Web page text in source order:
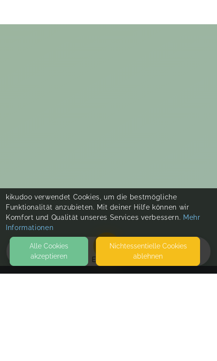
EVENTS
kikudoo verwendet Cookies, um die bestmögliche
Funktionalität anzubieten. Mit deiner Hilfe können wir
Komfort und Qualität unseres Services verbessern. Mehr
Informationen
Alle Cookies
akzeptieren
Nicht­essentielle Cookies
ablehnen